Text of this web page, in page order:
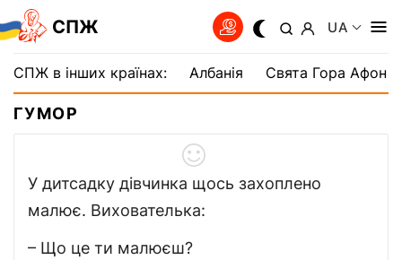
СПЖ UA
СПЖ в інших країнах: Албанія Свята Гора Афон
ГУМОР
У дитсадку дівчинка щось захоплено
малює. Вихователька:
– Що це ти малюєш?